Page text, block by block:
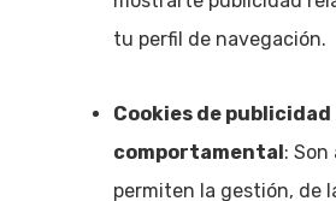
tu perfil de navegación.
Cookies de publicidad
comportamental:
permiten la gestión, de